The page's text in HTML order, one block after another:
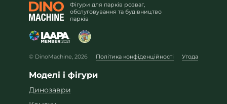
Фігури для парків розваг,
обслуговування та будівництво
парків
© DinoMachine, 2026 Політика конфіденційності Угода
Моделі і фігури
Динозаври